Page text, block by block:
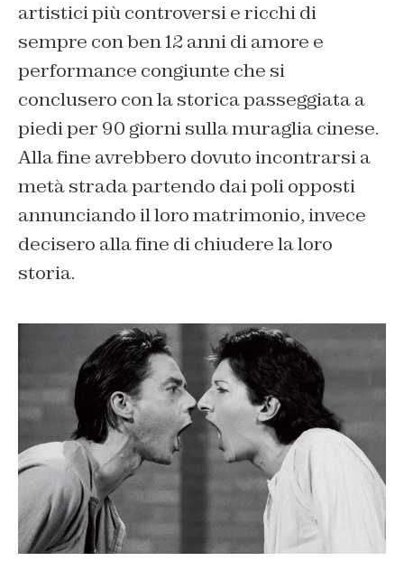
artistici più controversi e ricchi di
sempre con ben 12 anni di amore e
performance congiunte che si
conclusero con la storica passeggiata a
piedi per 90 giorni sulla muraglia cinese.
Alla fine avrebbero dovuto incontrarsi a
metà strada partendo dai poli opposti
annunciando il loro matrimonio, invece
decisero alla fine di chiudere la loro
storia.